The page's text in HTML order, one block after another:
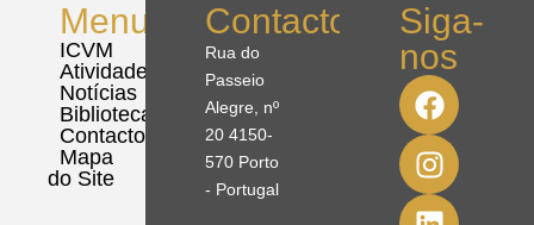
Menu
ICVM
Atividades
Notícias
Biblioteca
Contactos
Mapa
do Site
Contactos
Rua do
Passeio
Alegre, nº
20 4150-
570 Porto
- Portugal
Siga-
nos